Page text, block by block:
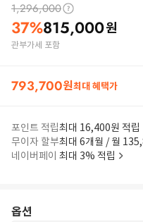
1,296,000
37%815,000원
관부가세 포함
793,700원최대 혜택가
포인트 적립최대 16,400원 적립
무이자 할부최대 6개월 / 월
네이버페이 최대 3% 적립
옵션